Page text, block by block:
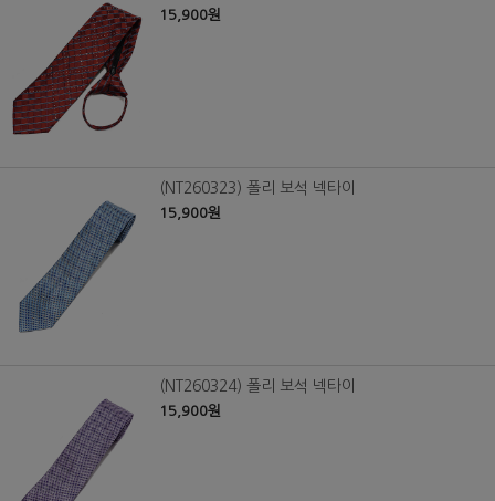
15,900원
(NT260323) 폴리 보석 넥타이
15,900원
(NT260324) 폴리 보석 넥타이
15,900원